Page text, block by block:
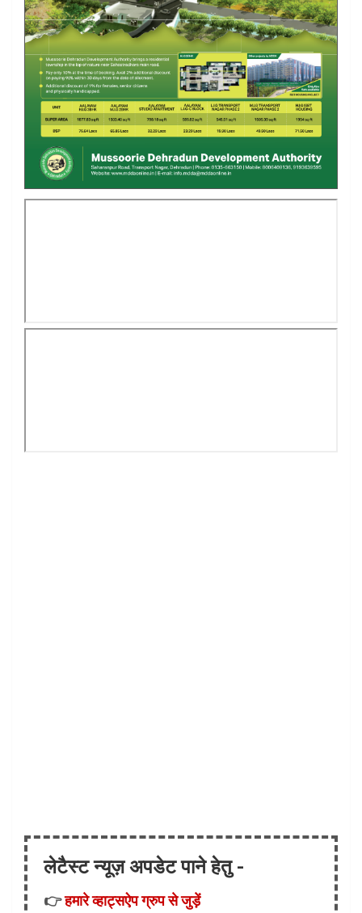
लेटैस्ट न्यूज़ अपडेट पाने हेतु -
👉हमारे व्हाट्सऐप ग्रुप से जुड़ें